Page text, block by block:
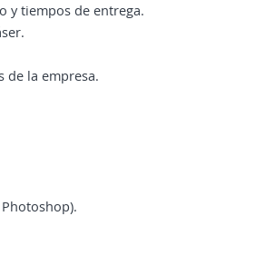
y tiempos de entrega.
de la empresa.